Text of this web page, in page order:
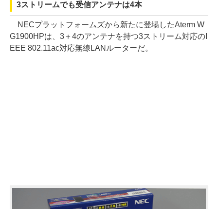
3ストリームでも受信アンテナは4本
NECプラットフォームズから新たに登場したAterm W
G1900HPは、3＋4のアンテナを持つ3ストリーム対応のI
EEE 802.11ac対応無線LANルーターだ。